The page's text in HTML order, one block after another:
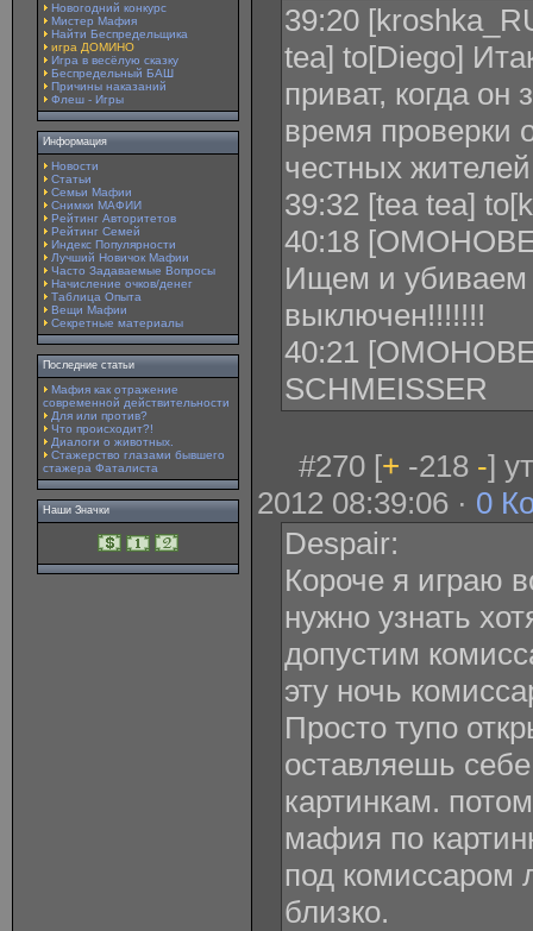
Новогодний конкурс
Мистер Мафия
Найти Беспредельщика
игра ДОМИНО
Игра в весёлую сказку
Беспредельный БАШ
Причины наказаний
Флеш - Игры
Информация
Новости
Статьи
Семьи Мафии
Снимки МАФИИ
Рейтинг Авторитетов
Рейтинг Семей
Индекс Популярности
Лучший Новичок Мафии
Часто Задаваемые Вопросы
Начисление очков/денег
Таблица Опыта
Вещи Мафии
Секретные материалы
Последние статьи
Мафия как отражение
современной действительности
Для или против?
Что происходит?!
Диалоги о животных.
Стажерство глазами бывшего
стажера Фаталиста
Наши Значки
39:20
tea] to[Diego]
приват, когда он
время проверки
честных
39:32 [tea tea]
40:18
Ищем и
выключен!!!!!!!
40:21
SCHMEISSER
#270 [+ -218 -]
2012 08:39:06 · 0
Despair:
Короче я играю
нужно узнать
допустим
эту ночь
Просто тупо
оставляешь
картинкам.
мафия по
под комиссаром
близко.